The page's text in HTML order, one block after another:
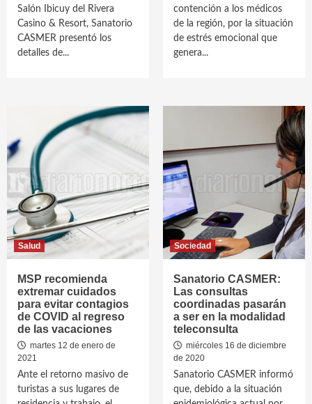
Salón Ibicuy del Rivera
Casino & Resort, Sanatorio
CASMER presentó los
detalles de...
contención a los médicos
de la región, por la situación
de estrés emocional que
genera...
Salud
MSP recomienda
extremar cuidados
para evitar contagios
de COVID al regreso
de las vacaciones
martes 12 de enero de
2021
Ante el retorno masivo de
turistas a sus lugares de
Sociedad
Sanatorio CASMER:
Las consultas
coordinadas pasarán
a ser en la modalidad
teleconsulta
miércoles 16 de diciembre
de 2020
Sanatorio CASMER informó
que, debido a la situación